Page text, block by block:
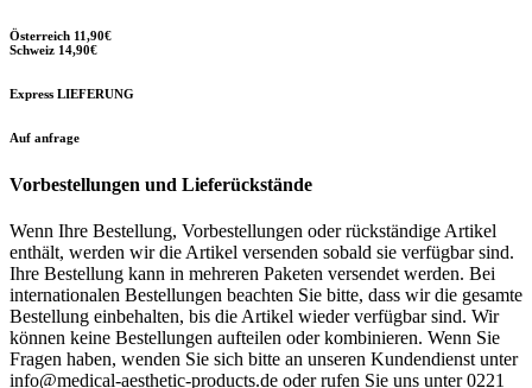
Österreich 11,90€
Schweiz 14,90€
Express LIEFERUNG
Auf anfrage
Vorbestellungen und Lieferückstände
Wenn Ihre Bestellung, Vorbestellungen oder rückständige Artikel
enthält, werden wir die Artikel versenden sobald sie verfügbar sind.
Ihre Bestellung kann in mehreren Paketen versendet werden. Bei
internationalen Bestellungen beachten Sie bitte, dass wir die gesamte
Bestellung einbehalten, bis die Artikel wieder verfügbar sind. Wir
können keine Bestellungen aufteilen oder kombinieren. Wenn Sie
Fragen haben, wenden Sie sich bitte an unseren Kundendienst unter
info@medical-aesthetic-products.de oder rufen Sie uns unter 0221